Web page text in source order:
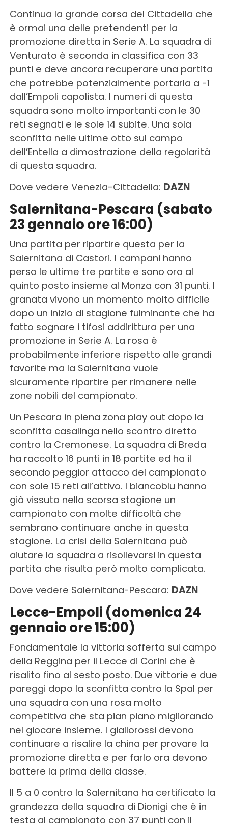
Continua la grande corsa del Cittadella che
è ormai una delle pretendenti per la
promozione diretta in Serie A. La squadra di
Venturato è seconda in classifica con 33
punti e deve ancora recuperare una partita
che potrebbe potenzialmente portarla a -1
dall’Empoli capolista. I numeri di questa
squadra sono molto importanti con le 30
reti segnati e le sole 14 subite. Una sola
sconfitta nelle ultime otto sul campo
dell’Entella a dimostrazione della regolarità
di questa squadra.
Dove vedere Venezia-Cittadella: DAZN
Salernitana-Pescara (sabato
23 gennaio ore 16:00)
Una partita per ripartire questa per la
Salernitana di Castori. I campani hanno
perso le ultime tre partite e sono ora al
quinto posto insieme al Monza con 31 punti. I
granata vivono un momento molto difficile
dopo un inizio di stagione fulminante che ha
fatto sognare i tifosi addirittura per una
promozione in Serie A. La rosa è
probabilmente inferiore rispetto alle grandi
favorite ma la Salernitana vuole
sicuramente ripartire per rimanere nelle
zone nobili del campionato.
Un Pescara in piena zona play out dopo la
sconfitta casalinga nello scontro diretto
contro la Cremonese. La squadra di Breda
ha raccolto 16 punti in 18 partite ed ha il
secondo peggior attacco del campionato
con sole 15 reti all’attivo. I biancoblu hanno
già vissuto nella scorsa stagione un
campionato con molte difficoltà che
sembrano continuare anche in questa
stagione. La crisi della Salernitana può
aiutare la squadra a risollevarsi in questa
partita che risulta però molto complicata.
Dove vedere Salernitana-Pescara: DAZN
Lecce-Empoli (domenica 24
gennaio ore 15:00)
Fondamentale la vittoria sofferta sul campo
della Reggina per il Lecce di Corini che è
risalito fino al sesto posto. Due vittorie e due
pareggi dopo la sconfitta contro la Spal per
una squadra con una rosa molto
competitiva che sta pian piano migliorando
nel giocare insieme. I giallorossi devono
continuare a risalire la china per provare la
promozione diretta e per farlo ora devono
battere la prima della classe.
Il 5 a 0 contro la Salernitana ha certificato la
grandezza della squadra di Dionigi che è in
testa al campionato con 37 punti con il